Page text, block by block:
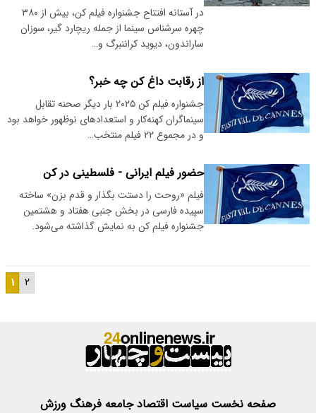
در آستانه افتتاح جشنواره فیلم کن، بیش از ۳۸۰
چهره سرشناس سینما از جمله ریچارد گیر، سوزان
ساراندون، دیوید کراننبرگ و…
از رقابت داغ کن چه خبر؟
جشنواره فیلم کن ۲۰۲۵ بار دیگر صحنه تقابل
سینماگران کهنه‌کار و استعدادهای نوظهور خواهد بود
و در مجموع ۲۲ فیلم منتخب…
حضور فیلم ایرانی - فلسطینی در کن
فیلم «روحت را دستت بگذار و قدم بزن» ساخته
سپیده فارسی در بخش جنبی هفتاد و هشتمین
جشنواره فیلم کن به نمایش گذاشته می‌شود.
۱ ۲
صفحه نخست سیاست اقتصادجامعه فرهنگ ورزش